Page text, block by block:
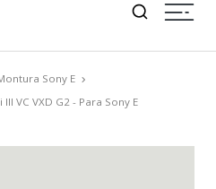
Sony E
VC VXD G2 - Para Sony E